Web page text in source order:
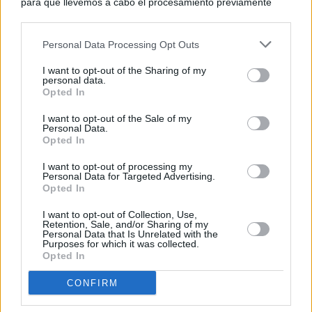
negar su consentimiento. Tenga en cuenta que algún
de su consentimiento, pero usted tiene el derecho de
rechazar tal procesamiento. Sus preferencias se aplicarán
cualquier momento entrando de nuevo en este sitio web o
visitando nuestra política de privacidad.
Personal Data Processing Opt Outs
I want to opt-out of the Sharing of my
personal data.
Opted In
I want to opt-out of the Sale of my
Personal Data.
Opted In
I want to opt-out of processing my
Personal Data for Targeted Advertising.
Opted In
I want to opt-out of Collection, Use,
Retention, Sale, and/or Sharing of my
Personal Data that Is Unrelated with the
Purposes for which it was collected.
Opted In
CONFIRM